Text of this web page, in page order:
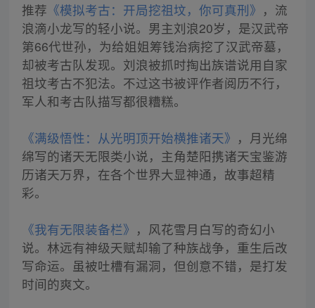
推荐 《模拟考古：开局挖祖坟，你可真刑》 ，流
浪滴小龙写的轻小说。男主刘浪20岁，是汉武帝
第66代世孙，为给姐姐筹钱治病挖了汉武帝墓，
却被考古队发现。刘浪被抓时掏出族谱说用自家
祖坟考古不犯法。不过这书被评作者阅历不行，
军人和考古队描写都很糟糕。
《满级悟性：从光明顶开始横推诸天》 ，月光绵
绵写的诸天无限类小说，主角楚阳携诸天宝鉴游
历诸天万界，在各个世界大显神通，故事超精
彩。
《我有无限装备栏》 ，风花雪月白写的奇幻小
说。林远有神级天赋却输了种族战争，重生后改
写命运。虽被吐槽有漏洞，但创意不错，是打发
时间的爽文。